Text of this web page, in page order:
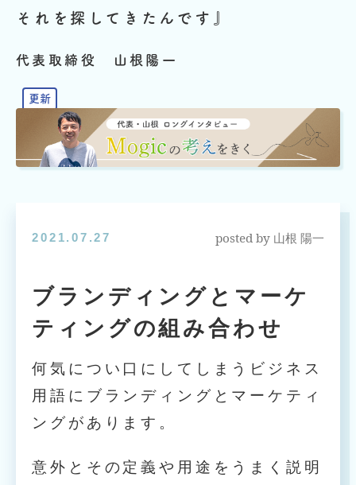
それを探してきたんです』
代表取締役 山根陽一
2021.07.27 posted by 山根 陽一
ブランディングとマーケ
ティングの組み合わせ
何気につい口にしてしまうビジネス
用語にブランディングとマーケティ
ングがあります。
意外とその定義や用途をうまく説明